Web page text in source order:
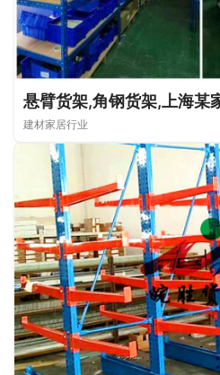
建材家居行业